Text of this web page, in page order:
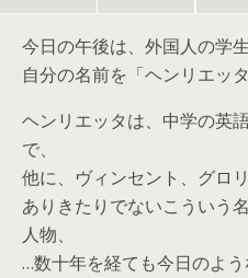
今日の午後は、外国人の学
自分の名前を「ヘンリエッ
ヘンリエッタは、中学の英
で、
他に、ヴィンセント、グロ
ありきたりでないこういう
人物、
…数十年を経ても今日のよ